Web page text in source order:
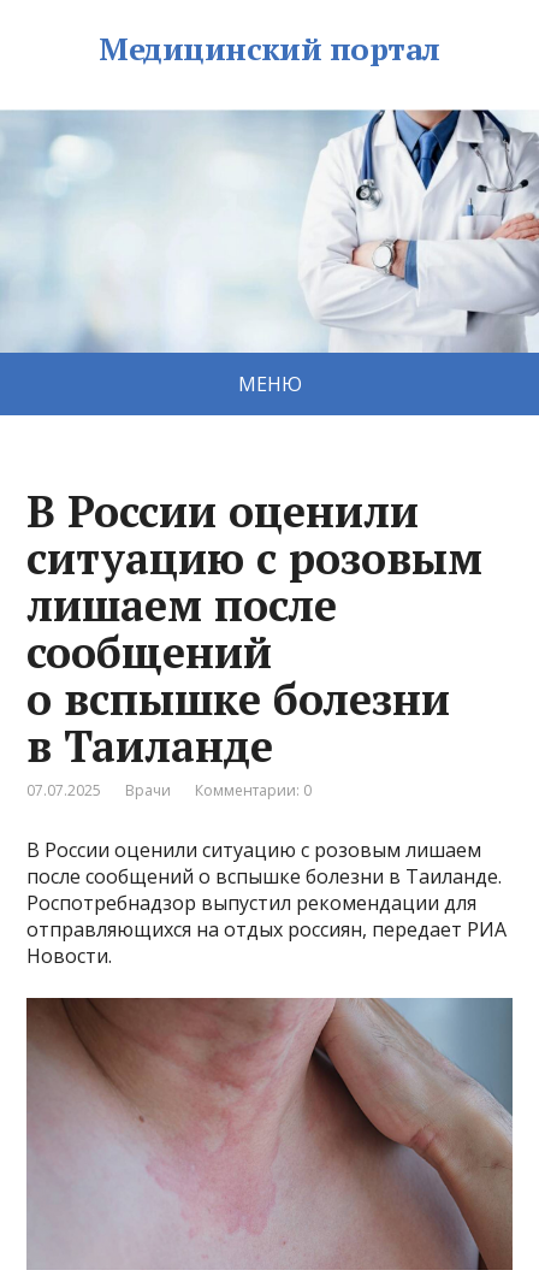
Медицинский портал
МЕНЮ
В России оценили
ситуацию с розовым
лишаем после
сообщений
о вспышке болезни
в Таиланде
07.07.2025 Врачи Комментарии: 0
В России оценили ситуацию с розовым лишаем
после сообщений о вспышке болезни в Таиланде.
Роспотребнадзор выпустил рекомендации для
отправляющихся на отдых россиян, передает РИА
Новости.